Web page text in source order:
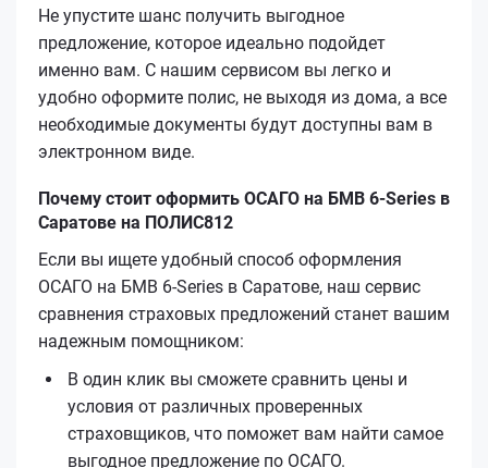
Не упустите шанс получить выгодное
предложение, которое идеально подойдет
именно вам. С нашим сервисом вы легко и
удобно оформите полис, не выходя из дома, а все
необходимые документы будут доступны вам в
электронном виде.
Почему стоит оформить ОСАГО на БМВ 6-Series в
Саратове на ПОЛИС812
Если вы ищете удобный способ оформления
ОСАГО на БМВ 6-Series в Саратове, наш сервис
сравнения страховых предложений станет вашим
надежным помощником:
В один клик вы сможете сравнить цены и
условия от различных проверенных
страховщиков, что поможет вам найти самое
выгодное предложение по ОСАГО.